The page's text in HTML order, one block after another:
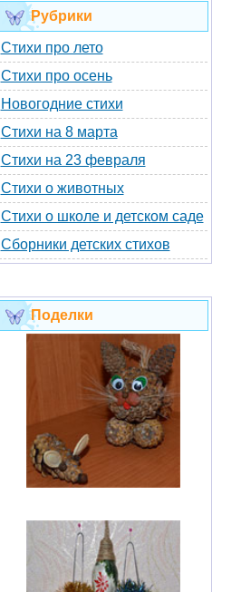
Рубрики
Стихи про лето
Стихи про осень
Новогодние стихи
Стихи на 8 марта
Стихи на 23 февраля
Стихи о животных
Стихи о школе и детском саде
Сборники детских стихов
Поделки